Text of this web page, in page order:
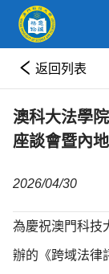
返回列表
澳科大法學
座談會暨內
2026/04/30
為慶祝澳門科技
辦的《跨域法律